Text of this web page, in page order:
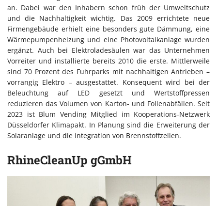
an. Dabei war den Inhabern schon früh der Umweltschutz
und die Nachhaltigkeit wichtig. Das 2009 errichtete neue
Firmengebäude erhielt eine besonders gute Dämmung, eine
Wärmepumpenheizung und eine Photovoltaikanlage wurden
ergänzt. Auch bei Elektroladesäulen war das Unternehmen
Vorreiter und installierte bereits 2010 die erste. Mittlerweile
sind 70 Prozent des Fuhrparks mit nachhaltigen Antrieben –
vorrangig Elektro – ausgestattet. Konsequent wird bei der
Beleuchtung auf LED gesetzt und Wertstoffpressen
reduzieren das Volumen von Karton- und Folienabfällen. Seit
2023 ist Blum Vending Mitglied im Kooperations-Netzwerk
Düsseldorfer Klimapakt. In Planung sind die Erweiterung der
Solaranlage und die Integration von Brennstoffzellen.
RhineCleanUp gGmbH